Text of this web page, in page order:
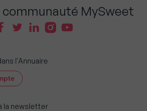
communauté MySweet
l'Annuaire
la newsletter